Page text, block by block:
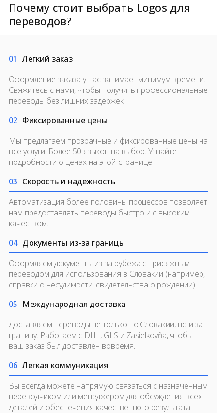
Почему стоит выбрать Logos для
переводов?
01
Легкий заказ
Оформление заказа у нас занимает минимум времени.
Свяжитесь с нами, чтобы получить профессиональные
переводы без лишних задержек.
02 Фиксированные цены
Мы предлагаем прозрачные и фиксированные цены на
все услуги. Более 50 языков на выбор. Узнайте
подробности о ценах на этой странице.
03 Скорость и надежность
Автоматизация более половины процессов позволяет
нам предоставлять переводы быстро и с высоким
качеством.
04 Документы из-за границы
Оформляем документы из-за рубежа с присяжным
переводом для использования в Словакии (например,
справки о несудимости, свидетельства о рождении).
05 Международная доставка
Доставляем переводы не только по Словакии, но и за
границу. Работаем с DHL, GLS и Zasielkovňa, чтобы
ваш заказ был доставлен вовремя.
06 Легкая коммуникация
Вы всегда можете напрямую связаться с назначенным
переводчиком или менеджером для обсуждения всех
деталей и обеспечения качественного результата.